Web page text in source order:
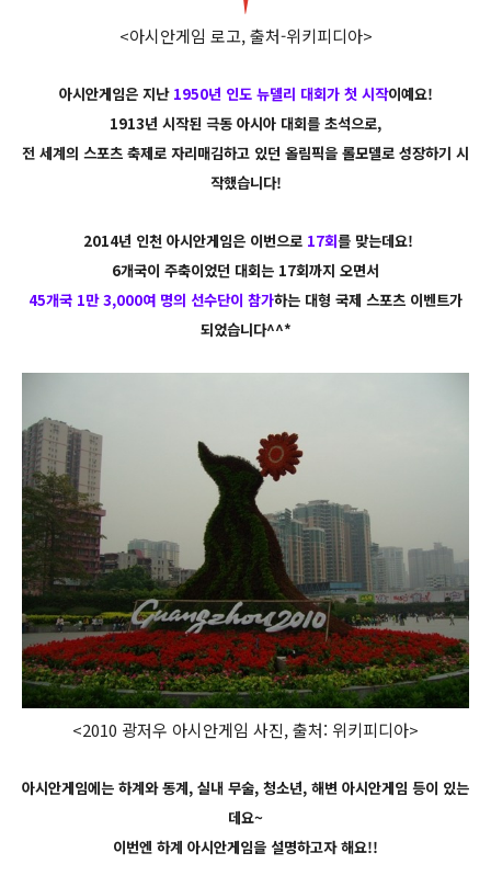
<아시안게임 로고, 출처-위키피디아>
아시안게임은 지난 1950년 인도 뉴델리 대회가 첫 시작이예요!
1913년 시작된 극동 아시아 대회를 초석으로,
전 세계의 스포츠 축제로 자리매김하고 있던 올림픽을 롤모델로 성장하기 시
작했습니다!
2014년 인천 아시안게임은 이번으로 17회를 맞는데요!
6개국이 주축이었던 대회는 17회까지 오면서
45개국 1만 3,000여 명의 선수단이 참가하는 대형 국제 스포츠 이벤트가
되었습니다^^*
<2010 광저우 아시안게임 사진, 출처: 위키피디아>
아시안게임에는 하계와 동계, 실내 무술, 청소년, 해변 아시안게임 등이 있는
데요~
이번엔 하계 아시안게임을 설명하고자 해요!!